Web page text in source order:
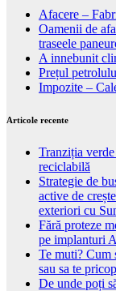
Afacere –
Oamenii de
traseele
A innebunit
Prețul
Impozite –
Articole recente
Tranziția
reciclabilă
Strategie de
active de
exteriori cu
Fără proteze
pe implanturi
Te muti? Cum
sau sa te
De unde poți